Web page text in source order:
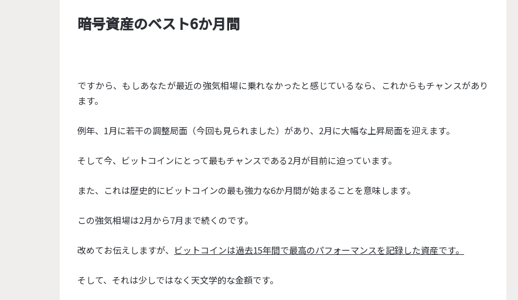
暗号資産のベスト6か月間
ですから、 もしあなたが最近の強気相場に乗れなかったと感じているなら、
これからもチャンスがあり
ます。
例年、1月に若干の調整局面（今回も見られました）があり、 2月に大幅な上昇局面を迎えます。
そして今、 ビットコインにとって最もチャンスである2月が目前に迫っています。
また、 これは歴史的にビットコインの最も強力な6か月間が始まることを意味します。
この強気相場は2月から7月まで続くのです。
改めてお伝えしますが、 ビットコインは過去15年間で最高のパフォーマンスを記録した資産です。
そして、それは少しではなく天文学的な金額です。